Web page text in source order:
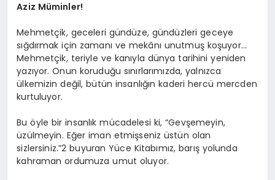
Aziz Müminler!
Mehmetçik, geceleri gündüze, gündüzleri geceye
sığdırmak için zamanı ve mekânı unutmuş koşuyor…
Mehmetçik, teriyle ve kanıyla dünya tarihini yeniden
yazıyor. Onun koruduğu sınırlarımızda, yalnızca
ülkemizin değil, bütün insanlığın kaderi hercü mercden
kurtuluyor.
Bu öyle bir insanlık mücadelesi ki, “Gevşemeyin,
üzülmeyin. Eğer iman etmişseniz üstün olan
sizlersiniz.”2 buyuran Yüce Kitabımız, barış yolunda
kahraman ordumuza umut oluyor.